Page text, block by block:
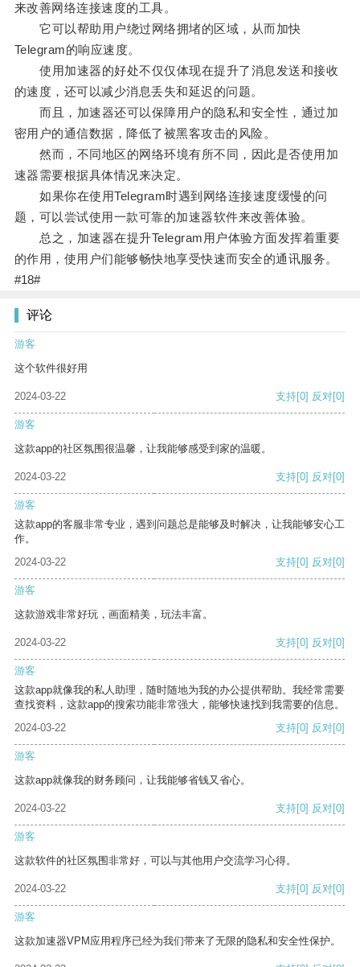
来改善网络连接速度的工具。
它可以帮助用户绕过网络拥堵的区域，从而加快
Telegram的响应速度。
使用加速器的好处不仅仅体现在提升了消息发送和接收
的速度，还可以减少消息丢失和延迟的问题。
而且，加速器还可以保障用户的隐私和安全性，通过加
密用户的通信数据，降低了被黑客攻击的风险。
然而，不同地区的网络环境有所不同，因此是否使用加
速器需要根据具体情况来决定。
如果你在使用Telegram时遇到网络连接速度缓慢的问
题，可以尝试使用一款可靠的加速器软件来改善体验。
总之，加速器在提升Telegram用户体验方面发挥着重要
的作用，使用户们能够畅快地享受快速而安全的通讯服务。
#18#
评论
游客
这个软件很好用
2024-03-22 支持[0] 反对[0]
游客
这款app的社区氛围很温馨，让我能够感受到家的温暖。
2024-03-22 支持[0] 反对[0]
游客
这款app的客服非常专业，遇到问题总是能够及时解决，让我能够安心工
作。
2024-03-22
支持[0] 反对[0]
游客
这款游戏非常好玩，画面精美，玩法丰富。
2024-03-22 支持[0] 反对[0]
游客
这款app就像我的私人助理，随时随地为我的办公提供帮助。我经常需要
查找资料，这款app的搜索功能非常强大，能够快速找到我需要的信息。
2024-03-22
支持[0] 反对[0]
游客
这款app就像我的财务顾问，让我能够省钱又省心。
2024-03-22 支持[0] 反对[0]
游客
这款软件的社区氛围非常好，可以与其他用户交流学习心得。
2024-03-22 支持[0] 反对[0]
游客
这款加速器VPM应用程序已经为我们带来了无限的隐私和安全性保护。